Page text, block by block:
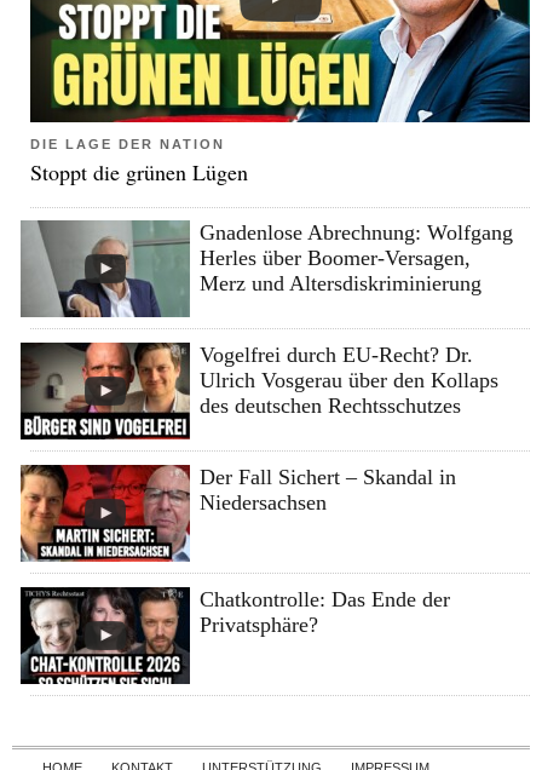
DIE LAGE DER NATION
Stoppt die grünen Lügen
Gnadenlose Abrechnung: Wolfgang
Herles über Boomer-Versagen,
Merz und Altersdiskriminierung
Vogelfrei durch EU-Recht? Dr.
Ulrich Vosgerau über den Kollaps
des deutschen Rechtsschutzes
Der Fall Sichert – Skandal in
Niedersachsen
Chatkontrolle: Das Ende der
Privatsphäre?
Skip to content